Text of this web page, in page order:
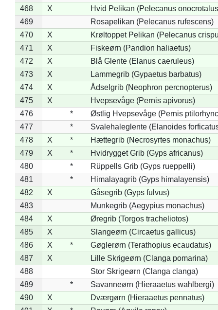
468
X
Hvid Pelikan (Pelecanus
469
Rosapelikan (Pelecanus rufescens)
470
X
Krøltoppet Pelikan (Pelecanus
471
X
Fiskeørn (Pandion haliaetus)
472
X
Blå Glente (Elanus caeruleus)
473
X
Lammegrib (Gypaetus barbatus)
474
X
Ådselgrib (Neophron percnopterus)
475
X
Hvepsevåge (Pernis apivorus)
476
*
Østlig Hvepsevåge (Pernis
477
*
Svalehaleglente (Elanoides
478
X *
Hættegrib (Necrosyrtes monachus)
479
X *
Hvidrygget Grib (Gyps africanus)
480
*
Rüppells Grib (Gyps rueppelli)
481
*
Himalayagrib (Gyps himalayensis)
482
X
Gåsegrib (Gyps fulvus)
483
Munkegrib (Aegypius monachus)
484
X
Øregrib (Torgos tracheliotos)
485
X
Slangeørn (Circaetus gallicus)
486
X *
Gøglerørn (Terathopius ecaudatus)
487
X
Lille Skrigeørn (Clanga pomarina)
488
Stor Skrigeørn (Clanga clanga)
489
*
Savanneørn (Hieraaetus wahlbergi)
490
X
Dværgørn (Hieraaetus pennatus)